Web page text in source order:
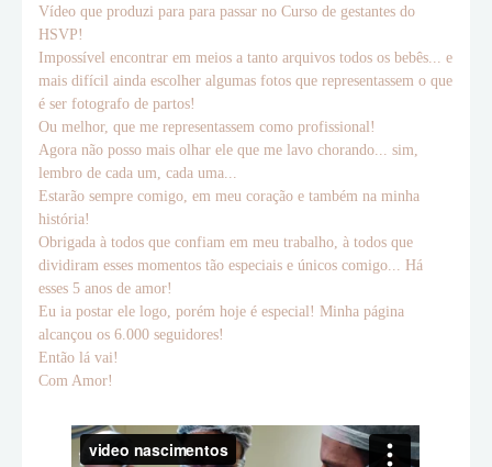
Vídeo que produzi para para passar no Curso de gestantes do
HSVP!
Impossível encontrar em meios a tanto arquivos todos os bebês... e
mais difícil ainda escolher algumas fotos que representassem o que
é ser fotografo de partos!
Ou melhor, que me representassem como profissional!
Agora não posso mais olhar ele que me lavo chorando... sim,
lembro de cada um, cada uma...
Estarão sempre comigo, em meu coração e também na minha
história!
Obrigada à todos que confiam em meu trabalho, à todos que
dividiram esses momentos tão especiais e únicos comigo... Há
esses 5 anos de amor!
Eu ia postar ele logo, porém hoje é especial! Minha página
alcançou os 6.000 seguidores!
Então lá vai!
Com Amor!